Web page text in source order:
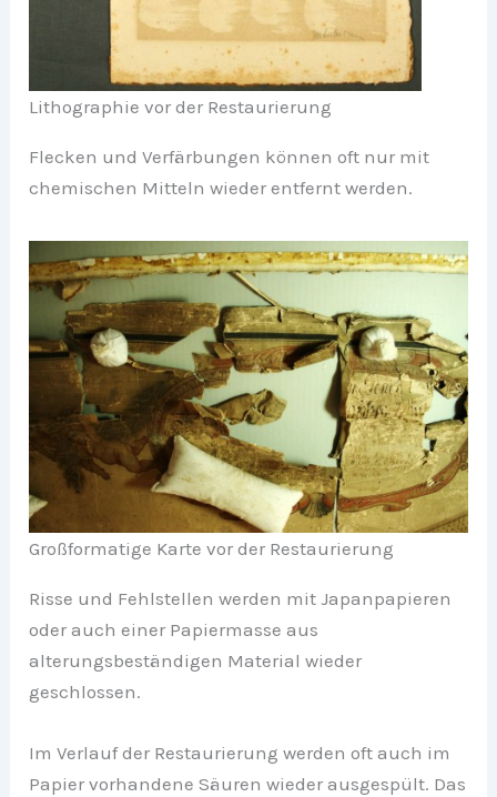
Lithographie vor der Restaurierung
Flecken und Verfärbungen können oft nur mit
chemischen Mitteln wieder entfernt werden.
Großformatige Karte vor der Restaurierung
Risse und Fehlstellen werden mit Japanpapieren
oder auch einer Papiermasse aus
alterungsbeständigen Material wieder
geschlossen.
Im Verlauf der Restaurierung werden oft auch im
Papier vorhandene Säuren wieder ausgespült. Das